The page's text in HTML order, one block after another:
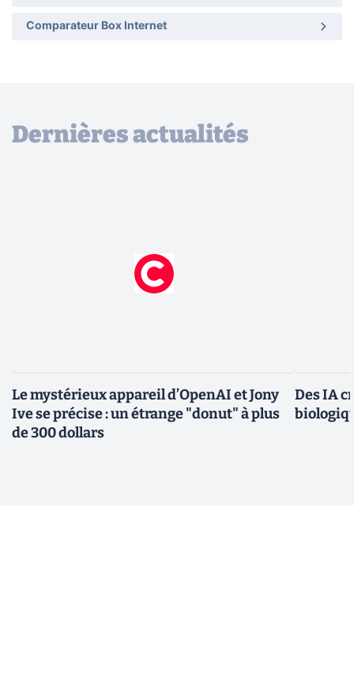
Comparateur Box Internet
Dernières actualités
Le mystérieux appareil d’OpenAI et Jony
Ive se précise : un étrange "donut" à plus
de 300 dollars
Des IA